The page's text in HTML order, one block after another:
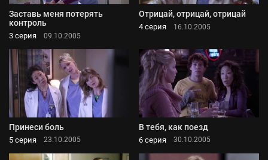
Заставь меня потерять
контроль
3 серия 09.10.2005
Отрицай, отрицай, отрицай
4 серия 16.10.2005
Принеси боль
5 серия 23.10.2005
В тебя, как поезд
6 серия 30.10.2005